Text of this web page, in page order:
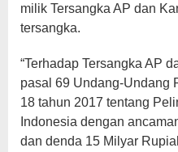
milik Tersangka AP dan
tersangka.
“Terhadap Tersangka AP
pasal 69 Undang-Undang
18 tahun 2017 tentang
Indonesia dengan
dan denda 15 Milyar